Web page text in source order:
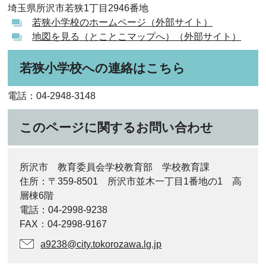
埼玉県所沢市若狭1丁目2946番地
若狭小学校のホームページ（外部サイト）
地図を見る（とことこマップへ）（外部サイト）
若狭小学校への連絡はこちら
電話：04-2948-3148
このページに関するお問い合わせ
所沢市 教育委員会学校教育部 学校教育課
住所：〒359-8501 所沢市並木一丁目1番地の1 高
層棟6階
電話：04-2998-9238
FAX：04-2998-9167
a9238@city.tokorozawa.lg.jp